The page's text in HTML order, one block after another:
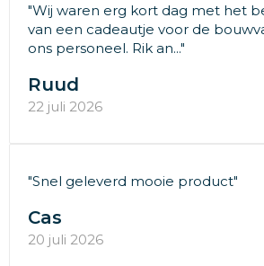
"Wij waren erg kort dag met het
van een cadeautje voor de
ons personeel. Rik an..."
Ruud
22 juli 2026
"Snel geleverd mooie product"
Cas
20 juli 2026